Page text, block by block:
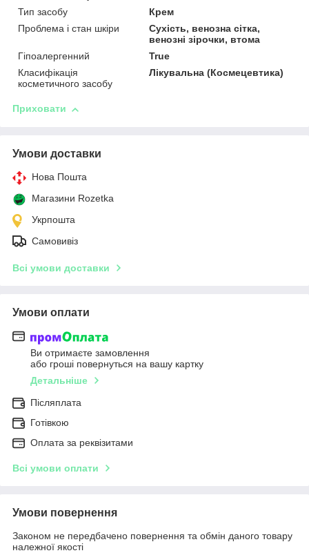
Тип засобу
Крем
Проблема і стан шкіри
Сухість, венозна сітка,
венозні зірочки, втома
Гіпоалергенний
True
Класифікація
косметичного засобу
Лікувальна (Космецевтика)
Приховати
Умови доставки
Нова Пошта
Магазини Rozetka
Укрпошта
Самовивіз
Всі умови доставки
Умови оплати
Ви отримаєте замовлення
або гроші повернуться на вашу картку
Детальніше
Післяплата
Готівкою
Оплата за реквізитами
Всі умови оплати
Умови повернення
Законом не передбачено повернення та обмін даного товару
належної якості